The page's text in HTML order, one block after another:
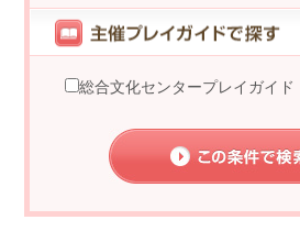
総合文化センタープレイガイド